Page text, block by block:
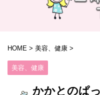
HOME > 美容、健康 >
美容、健康
かかとのぱ